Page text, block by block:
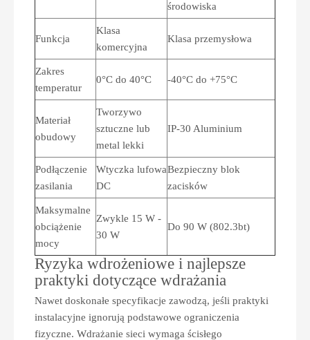
środowiska
Funkcja
Klasa
komercyjna
Klasa przemysłowa
Zakres
temperatur
0°C do 40°C -40°C do +75°C
Materiał
obudowy
Tworzywo
sztuczne lub
metal lekki
IP-30 Aluminium
Podłączenie
zasilania
Wtyczka lufowa
DC
Bezpieczny blok
zacisków
Maksymalne
obciążenie
mocy
Zwykle 15 W -
30 W
Do 90 W (802.3bt)
Ryzyka wdrożeniowe i najlepsze
praktyki dotyczące wdrażania
Nawet doskonałe specyfikacje zawodzą, jeśli praktyki
instalacyjne ignorują podstawowe ograniczenia
fizyczne. Wdrażanie sieci wymaga ścisłego